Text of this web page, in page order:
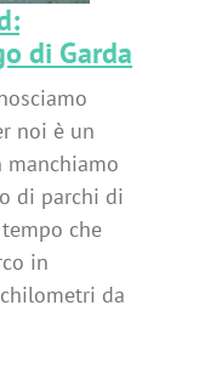
di Garda
noi è un
manchiamo
di parchi di
che
in
da